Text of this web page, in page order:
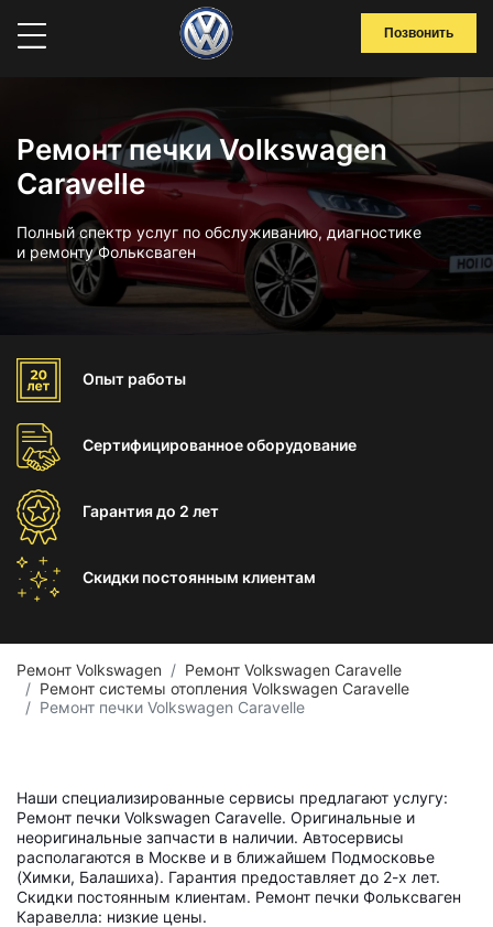
Позвонить
Ремонт печки Volkswagen
Caravelle
Полный спектр услуг по обслуживанию, диагностике
и ремонту Фольксваген
Опыт работы
Сертифицированноеоборудование
Гарантиядо 2 лет
Скидки постоянным клиентам
Ремонт Volkswagen
Ремонт Volkswagen Caravelle
Ремонт системы отопления Volkswagen Caravelle
Ремонт печки Volkswagen Caravelle
Наши специализированные сервисы предлагают услугу:
Ремонт печки Volkswagen Caravelle. Оригинальные и
неоригинальные запчасти в наличии. Автосервисы
располагаются в Москве и в ближайшем Подмосковье
(Химки, Балашиха). Гарантия предоставляет до 2-х лет.
Скидки постоянным клиентам. Ремонт печки Фольксваген
Каравелла: низкие цены.